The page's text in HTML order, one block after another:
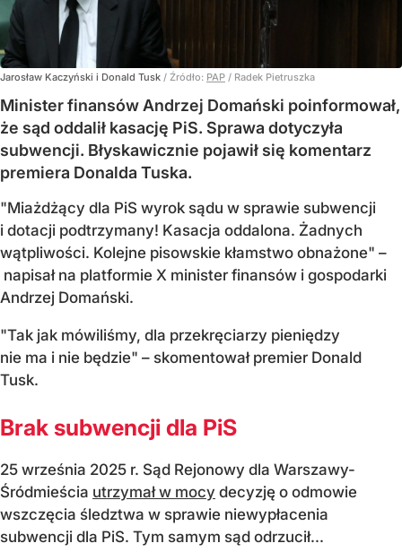
Jarosław Kaczyński i Donald Tusk / Źródło: PAP / Radek Pietruszka
Minister finansów Andrzej Domański poinformował,
że sąd oddalił kasację PiS. Sprawa dotyczyła
subwencji. Błyskawicznie pojawił się komentarz
premiera Donalda Tuska.
"Miażdżący dla PiS wyrok sądu w sprawie subwencji
i dotacji podtrzymany! Kasacja oddalona. Żadnych
wątpliwości. Kolejne pisowskie kłamstwo obnażone" –
napisał na platformie X minister finansów i gospodarki
Andrzej Domański.
"Tak jak mówiliśmy, dla przekręciarzy pieniędzy
nie ma i nie będzie" – skomentował premier Donald
Tusk.
Brak subwencji dla PiS
25 września 2025 r. Sąd Rejonowy dla Warszawy-
Śródmieścia utrzymał w mocy decyzję o odmowie
wszczęcia śledztwa w sprawie niewypłacenia
subwencji dla PiS. Tym samym sąd odrzucił...